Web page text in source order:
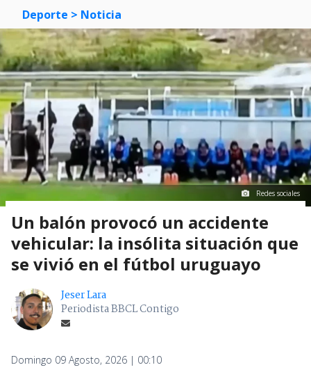
Deporte > Noticia
Redes sociales
Un balón provocó un accidente
vehicular: la insólita situación que
se vivió en el fútbol uruguayo
Jeser Lara
Periodista BBCL Contigo
Domingo 09 Agosto, 2026 | 00:10